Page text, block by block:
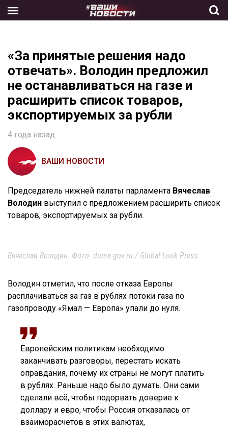
the
«За принятые решения надо
отвечать». Володин предложил
не останавливаться на газе и
расширить список товаров,
экспортируемых за рубли
4 года назад
ВАШИ НОВОСТИ
Председатель нижней палаты парламента Вячеслав
Володин выступил с предложением расширить список
товаров, экспортируемых за рубли.
Вячеслав Володин. Фото: duma.gov.ru / Global Look Press
Володин отметил, что после отказа Европы
расплачиваться за газ в рублях потоки газа по
газопроводу «Ямал — Европа» упали до нуля.
Европейским политикам необходимо
заканчивать разговоры, перестать искать
оправдания, почему их страны не могут платить
в рублях. Раньше надо было думать. Они сами
сделали всё, чтобы подорвать доверие к
доллару и евро, чтобы Россия отказалась от
взаиморасчётов в этих валютах,